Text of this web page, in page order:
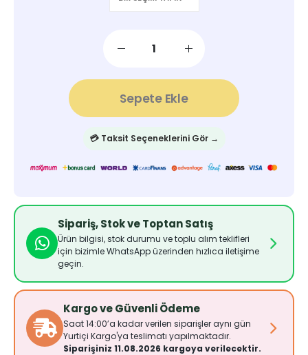
Sepete Ekle
💳 Taksit Seçeneklerini Gör →
Sipariş, Stok ve Toptan Satış
Ürün bilgisi, stok durumu ve toplu alım teklifleri
için bizimle WhatsApp üzerinden hızlıca iletişime
geçin.
Kargo ve Güvenli Ödeme
Saat 14:00’a kadar verilen siparişler aynı gün
Yurtiçi Kargo'ya teslimatı yapılmaktadır.
Siparişiniz 11.08.2026 kargoya verilecektir.